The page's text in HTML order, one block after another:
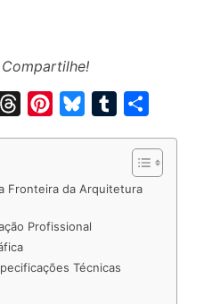
d
s
r
k
a
r
Fronteira da Arquitetura
Profissional
Técnicas